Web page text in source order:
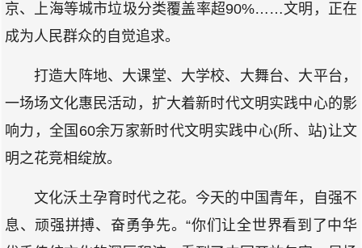
京、上海等城市垃圾分类覆盖率超90%……文明，正在
成为人民群众的自觉追求。
打造大阵地、大课堂、大学校、大舞台、大平台，
一场场文化惠民活动，扩大着新时代文明实践中心的影
响力，全国60余万家新时代文明实践中心(所、站)让文
明之花竞相绽放。
文化沃土孕育时代之花。今天的中国青年，自强不
息、顽强拼搏、奋勇争先。“你们让全世界看到了中华